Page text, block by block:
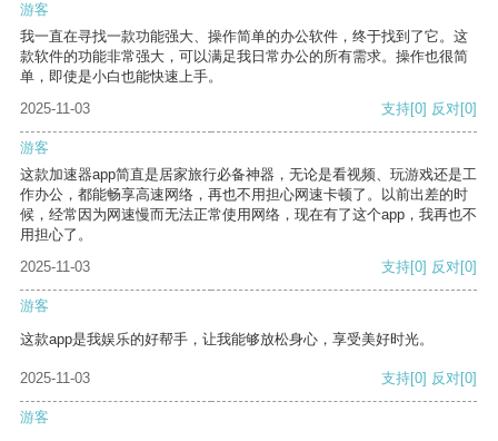
游客
我一直在寻找一款功能强大、操作简单的办公软件，终于找到了它。这
款软件的功能非常强大，可以满足我日常办公的所有需求。操作也很简
单，即使是小白也能快速上手。
2025-11-03
支持[0] 反对[0]
游客
这款加速器app简直是居家旅行必备神器，无论是看视频、玩游戏还是工
作办公，都能畅享高速网络，再也不用担心网速卡顿了。以前出差的时
候，经常因为网速慢而无法正常使用网络，现在有了这个app，我再也不
用担心了。
2025-11-03
支持[0] 反对[0]
游客
这款app是我娱乐的好帮手，让我能够放松身心，享受美好时光。
2025-11-03 支持[0] 反对[0]
游客